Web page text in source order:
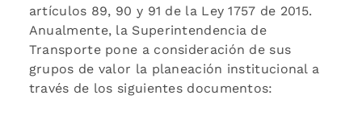
artículos 89, 90 y 91 de la Ley 1757 de 2015.
Anualmente, la Superintendencia de
Transporte pone a consideración de sus
grupos de valor la planeación institucional a
través de los siguientes documentos: